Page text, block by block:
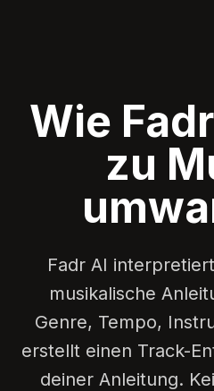
Wie
zu
Fadr AI
musikalische
Genre, Tempo,
erstellt einen Track-
deiner Anleitung.